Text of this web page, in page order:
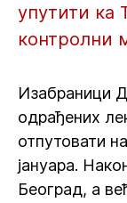
упутити ка
контролни
Изабраници
одрађених
отпутовати
јануара.
Београд, а